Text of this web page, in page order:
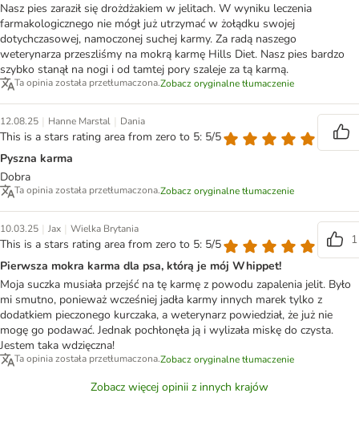
Nasz pies zaraził się drożdżakiem w jelitach. W wyniku leczenia
farmakologicznego nie mógł już utrzymać w żołądku swojej
dotychczasowej, namoczonej suchej karmy. Za radą naszego
weterynarza przeszliśmy na mokrą karmę Hills Diet. Nasz pies bardzo
szybko stanął na nogi i od tamtej pory szaleje za tą karmą.
Ta opinia została przetłumaczona.Zobacz oryginalne tłumaczenie
12.08.25 | Hanne Marstal | Dania
This is a stars rating area from zero to 5: 5/5
Pyszna karma
Dobra
Ta opinia została przetłumaczona.Zobacz oryginalne tłumaczenie
10.03.25 | Jax | Wielka Brytania
This is a stars rating area from zero to 5: 5/5
1
Pierwsza mokra karma dla psa, którą je mój Whippet!
Moja suczka musiała przejść na tę karmę z powodu zapalenia jelit. Było
mi smutno, ponieważ wcześniej jadła karmy innych marek tylko z
dodatkiem pieczonego kurczaka, a weterynarz powiedział, że już nie
mogę go podawać. Jednak pochłonęła ją i wylizała miskę do czysta.
Jestem taka wdzięczna!
Ta opinia została przetłumaczona.Zobacz oryginalne tłumaczenie
Zobacz więcej opinii z innych krajów